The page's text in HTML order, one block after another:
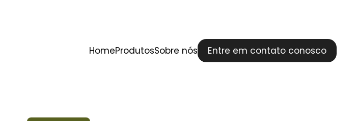
HomeProdutosSobre nós Entre em contato conosco